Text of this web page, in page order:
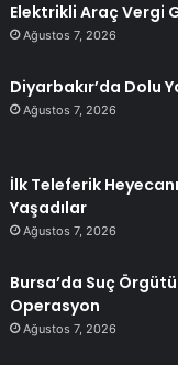
Elektrikli Araç Vergi
Ağustos 7, 2026
Diyarbakır’da Dolu
Ağustos 7, 2026
İlk Teleferik
Yaşadılar
Ağustos 7, 2026
Bursa’da Suç
Operasyon
Ağustos 7, 2026